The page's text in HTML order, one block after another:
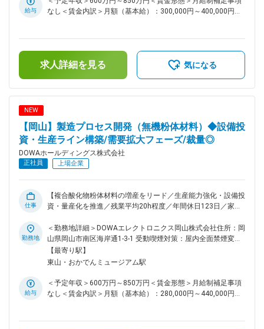
分析も一部実施しますが、具体的には溶液化や分離などの前処
決める基になります。 <例> ・サンプルの前処理(溶解方法、妨
害元素の除去方法等) ・分析方法の選定、条件の検討、測定、
報告 ■働き方：残業時間は月平均20時間程度です。 ■岡山県と
DOWAグループは密接に関わっています：現在は、西日本エリ
業を通じて、資源の未来に挑み続けています。岡山県での事業
の皆様を支える様々な活動も積極的に行っています。（参考：
https://dowa-okayama.jp/） ■配属先について：DOWAホール
ディングスでの採用にてDOWAテクノロジーへの在籍出向とな
ります。 【DOWAテクノロジーについて】 DOWAテクノロジ
ーの各部門は、5つの事業会社との密接な連携のもと、製造・
研究現場と一体になって、当事者の一員として操業、建設、開
発・改善を担う「生産技術部」、分析・品質改善を通じて
CS(顧客満足)の向上を図る「品質保証部」、そして事業会社と
って、“技術立社”に向けた多様な活動を展開しており、DOWA
グループの技術を根底から支えています。 変更の範囲：会社
の定める業務
給与
なし＜賃金内訳＞月額（基本給）：300,000円～400,000円＜
る可能性があります。月給(月額)は固定手当を含めた表記で
す。
求人詳細を見る 気になる
NEW
【岡山】製造プロセス開発（無機粉体材料）◆設備投
資・生産ライン構築/需要拡大フェーズ/裁量◎
DOWAホールディングス株式会社
正社員 上場企業
仕事
【複合酸化物粉体材料の増産をリード／生産能力強化・設備投
資・量産化を推進／残業平均20h程度／年間休日123日／家族
■業務概要 当社機能材料事業部において、複合酸化物粉体材料
の製造に関する増産プロジェクトを推進するリーダーまたはサ
ブリーダーとしてご活躍いただきます。主なミッションは、増
産計画の策定から設備投資、製造ラインの設計・導入、量産立
実現することです。 ■業務詳細 ・生産能力増強を目的とした
設備投資計画の立案（CAPEX、採算性評価） ・工場や製造ラ
衝 ・設備導入・据付・立ち上げ、および量産化支援全般 ・品
勤務地
＜勤務地詳細＞DOWAエレクトロニクス岡山株式会社住所：岡
山県岡山市南区海岸通1-3-1 受動喫煙対策：屋内全面禁煙変更
の範囲：会社の定める事業所
【最寄り駅】
東山・おかでんミュージアム駅
給与
＜予定年収＞600万円～850万円＜賃金形態＞月給制補足事項
なし＜賃金内訳＞月額（基本給）：280,000円～440,000円＜